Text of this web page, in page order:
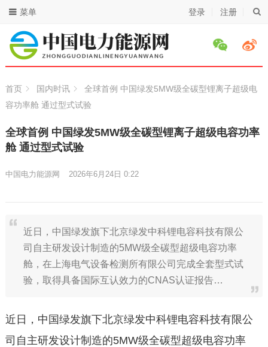
登录 注册
菜单
首页 国内时讯
全球首例 中国绿发5MW级全碳型锂离子超级电
容功率舱 通过型式试验
全球首例 中国绿发5MW级全碳型锂离子超级电容功率
舱 通过型式试验
中国电力能源网 2026年6月24日 0:22
近日，中国绿发旗下北京绿发中科锂电容科技有限公
司自主研发设计制造的5MW级全碳型超级电容功率
舱，在上海电气设备检测所有限公司完成全套型式试
验，取得具备国际互认效力的CNAS认证报告…
近日，中国绿发旗下北京绿发中科锂电容科技有限公
司自主研发设计制造的5MW级全碳型超级电容功率